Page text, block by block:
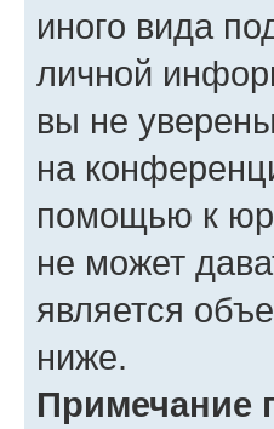
иного вида
личной
вы не
на
помощью к
не может
является
ниже.
Примечание